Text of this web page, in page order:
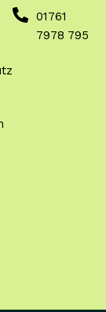
01761
7978 795